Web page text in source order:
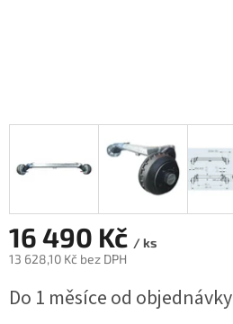
16 490 Kč / ks
13 628,10 Kč bez DPH
cena:
Do 1 měsíce od objednávky